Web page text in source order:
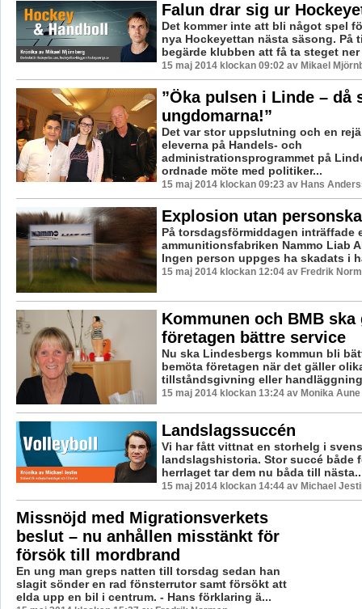
Falun drar sig ur
Det kommer inte att bli något spel
nya Hockeyettan nästa säsong. På
begärde klubben att få ta steget
15 maj 2014 klockan 09:02 av Mikael
”Öka pulsen i Linde – då
ungdomarna!”
Det var stor uppslutning och en
eleverna på Handels- och
administrationsprogrammet på
ordnade möte med politiker...
15 maj 2014 klockan 09:23 av Hans
Explosion utan
På torsdagsförmiddagen inträffade
ammunitionsfabriken Nammo Liab
Ingen person uppges ha skadats i
15 maj 2014 klockan 12:04 av Fredrik
Kommunen och BMB ska
företagen bättre service
Nu ska Lindesbergs kommun bli
bemöta företagen när det gäller
tillståndsgivning eller
15 maj 2014 klockan 13:24 av Monika Aune
Landslagssuccén
Vi har fått vittnat en storhelg i
landslagshistoria. Stor succé både
herrlaget tar dem nu båda till
15 maj 2014 klockan 14:44 av Michael
Missnöjd med Migrationsverkets
beslut – nu anhållen misstänkt för
försök till mordbrand
En ung man greps natten till torsdag sedan han
slagit sönder en rad fönsterrutor samt försökt att
elda upp en bil i centrum. - Hans förklaring ä...